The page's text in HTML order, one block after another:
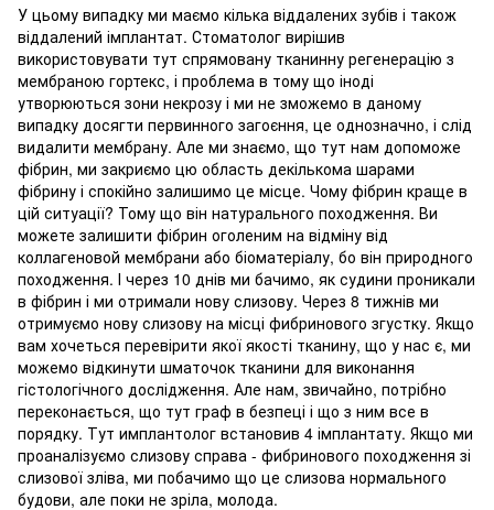
У цьому випадку ми маємо кілька віддалених зубів і також
віддалений імплантат. Стоматолог вирішив
використовувати тут спрямовану тканинну регенерацію з
мембраною гортекс, і проблема в тому що іноді
утворюються зони некрозу і ми не зможемо в даному
випадку досягти первинного загоєння, це однозначно, і слід
видалити мембрану. Але ми знаємо, що тут нам допоможе
фібрин, ми закриємо цю область декількома шарами
фібрину і спокійно залишимо це місце. Чому фібрин краще в
цій ситуації? Тому що він натурального походження. Ви
можете залишити фібрин оголеним на відміну від
коллагеновой мембрани або біоматеріалу, бо він природного
походження. І через 10 днів ми бачимо, як судини проникали
в фібрин і ми отримали нову слизову. Через 8 тижнів ми
отримуємо нову слизову на місці фибринового згустку. Якщо
вам хочеться перевірити якої якості тканину, що у нас є, ми
можемо відкинути шматочок тканини для виконання
гістологічного дослідження. Але нам, звичайно, потрібно
переконається, що тут граф в безпеці і що з ним все в
порядку. Тут имплантолог встановив 4 імплантату. Якщо ми
проаналізуємо слизову справа - фибринового походження зі
слизової зліва, ми побачимо що це слизова нормального
будови, але поки не зріла, молода.